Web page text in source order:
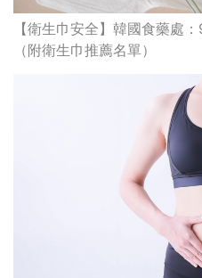
【衛生巾安全】韓國食藥處
（附衛生巾推薦名單）